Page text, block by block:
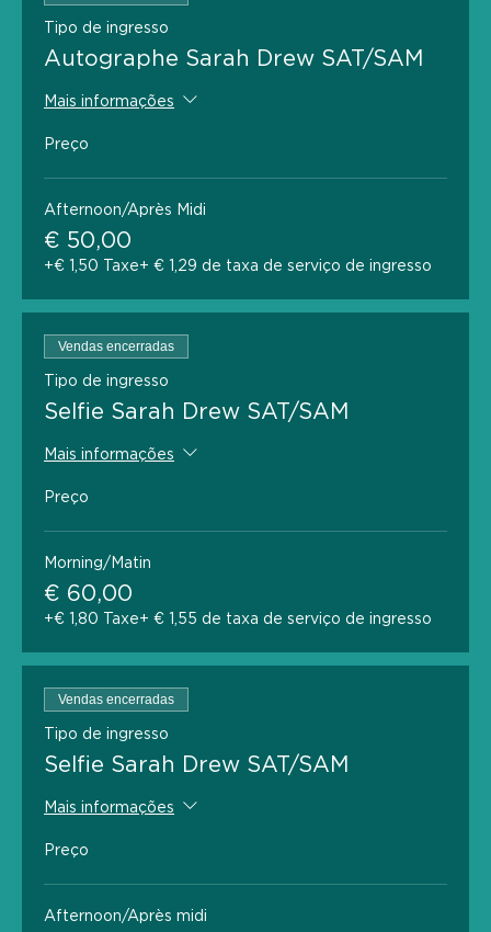
Tipo de ingresso
Autographe Sarah Drew SAT/SAM
Mais informações
Preço
Afternoon/Après Midi
€ 50,00
+€ 1,50 Taxe+ € 1,29 de taxa de serviço de ingresso
Vendas encerradas
Tipo de ingresso
Selfie Sarah Drew SAT/SAM
Mais informações
Preço
Morning/Matin
€ 60,00
+€ 1,80 Taxe+ € 1,55 de taxa de serviço de ingresso
Vendas encerradas
Tipo de ingresso
Selfie Sarah Drew SAT/SAM
Mais informações
Preço
Afternoon/Après midi